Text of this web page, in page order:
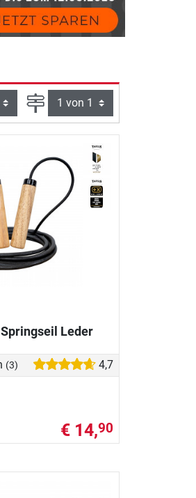
pro Seite: Seite
Leder
(3) 4,7
€ 14,90